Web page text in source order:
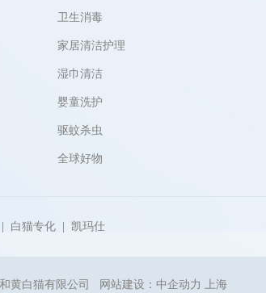
卫生消毒
家居清洁护理
湿巾清洁
婴童洗护
驱蚊杀虫
全球好物
白猫专化 凯玛仕
黄白猫有限公司 网站建设： 中企动力 上海